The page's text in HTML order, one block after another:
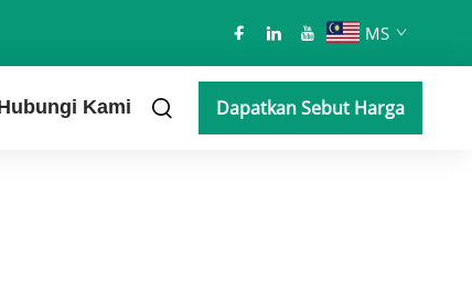
MS
Kami Dapatkan Sebut Harga